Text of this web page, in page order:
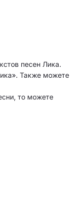
песен Лика.
Также можете
то можете